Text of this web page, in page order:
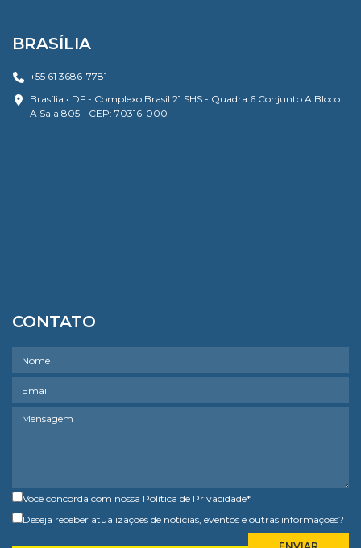
BRASÍLIA
+55 61 3686-7781
Brasília • DF - Complexo Brasil 21 SHS - Quadra 6 Conjunto A Bloco
A Sala 805 - CEP: 70316-000
CONTATO
Você concorda com nossa Política de Privacidade*
Deseja receber atualizações de notícias, eventos e outras informações?